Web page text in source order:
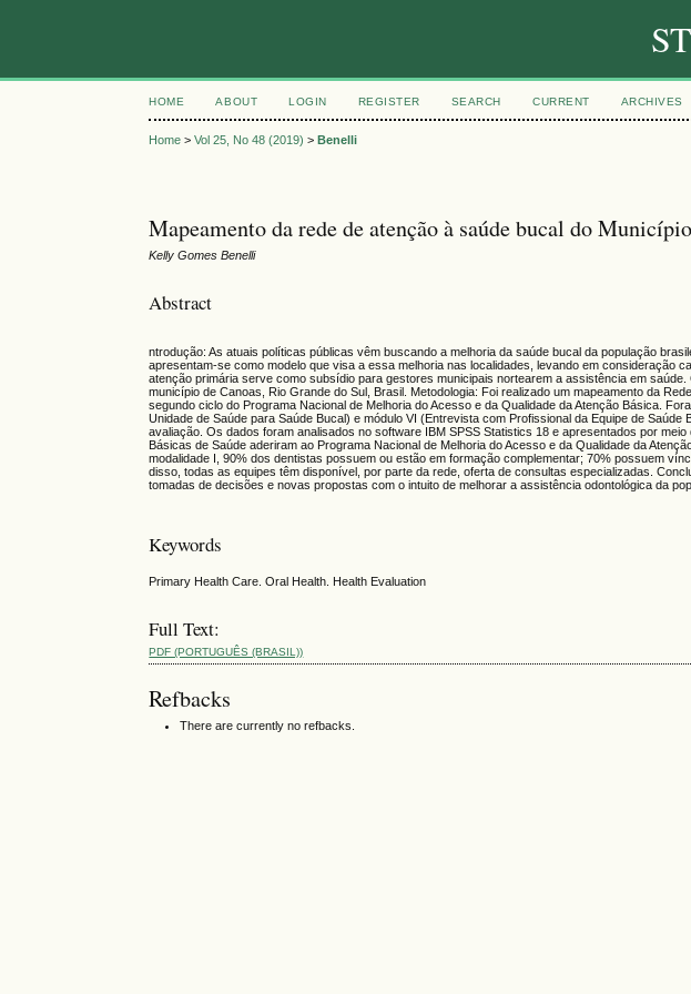
HOME ABOUT LOGIN REGISTER SEARCH CURRENT ARCHIVES
Home >Vol 25, No 48 (2019) >Benelli
Mapeamento da rede de atenção à saúde bucal do
Kelly Gomes Benelli
Abstract
ntrodução: As atuais políticas públicas vêm buscando a melhoria da saúde bucal da população
apresentam-se como modelo que visa a essa melhoria nas localidades, levando em consideração
atenção primária serve como subsídio para gestores municipais nortearem a assistência em
município de Canoas, Rio Grande do Sul, Brasil. Metodologia: Foi realizado um mapeamento da
segundo ciclo do Programa Nacional de Melhoria do Acesso e da Qualidade da Atenção Básica.
Unidade de Saúde para Saúde Bucal) e módulo VI (Entrevista com Profissional da Equipe de
avaliação. Os dados foram analisados no software IBM SPSS Statistics 18 e apresentados por
Básicas de Saúde aderiram ao Programa Nacional de Melhoria do Acesso e da Qualidade da
modalidade I, 90% dos dentistas possuem ou estão em formação complementar; 70% possuem
disso, todas as equipes têm disponível, por parte da rede, oferta de consultas especializadas.
tomadas de decisões e novas propostas com o intuito de melhorar a assistência odontológica da
Keywords
Primary Health Care. Oral Health. Health Evaluation
Full Text:
PDF (PORTUGUÊS (BRASIL))
Refbacks
There are currently no refbacks.